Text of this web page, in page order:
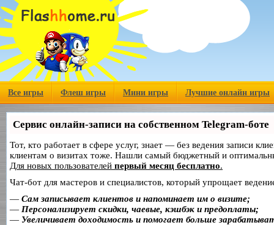
Все игры Флеш игры Мини игры Лучшие онлайн игры
Сервис онлайн-записи на собственном Telegram-боте
Тот, кто работает в сфере услуг, знает — без ведения записи
клиентам о визитах тоже. Нашли самый бюджетный и
Для новых пользователей первый месяц бесплатно.
Чат-бот для мастеров и специалистов, который упрощает
— Сам записывает клиентов и напоминает им о визите;
— Персонализирует скидки, чаевые, кэшбэк и предоплаты;
— Увеличивает доходимость и помогает больше